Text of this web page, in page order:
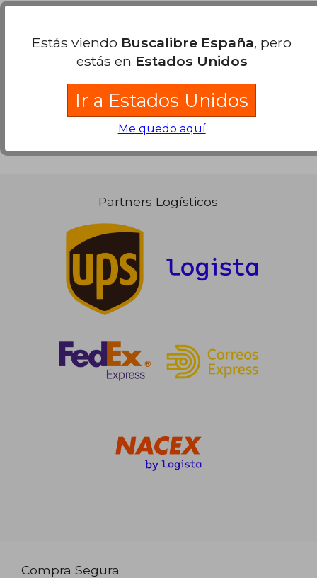
Ver más opiniones de clientes
Partners Logísticos
Compra Segura
Estás viendo Buscalibre España, pero
estás en Estados Unidos
Ir a Estados Unidos
Me quedo aquí